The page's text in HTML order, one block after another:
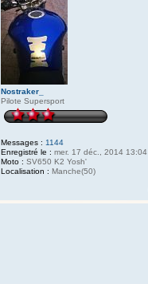
Nostraker_
Pilote Supersport
Messages : 1144
Enregistré le : mer. 17 déc., 2014 13:04
Moto : SV650 K2 Yosh'
Localisation : Manche(50)